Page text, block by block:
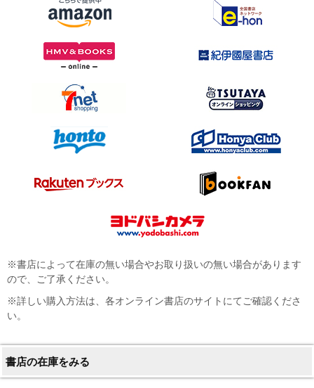
※書店によって在庫の無い場合やお取り扱いの無い場合があります
ので、ご了承ください。
※詳しい購入方法は、各オンライン書店のサイトにてご確認くださ
い。
書店の在庫をみる